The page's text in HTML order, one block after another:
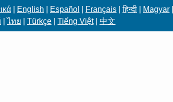
English Español Français |हिन्दी Magyar
|ไทย Türkçe Tiếng Việt| 中文